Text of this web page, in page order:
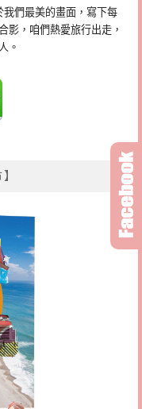
們最美的畫面，寫下每
影，咱們熱愛旅行出走，
。